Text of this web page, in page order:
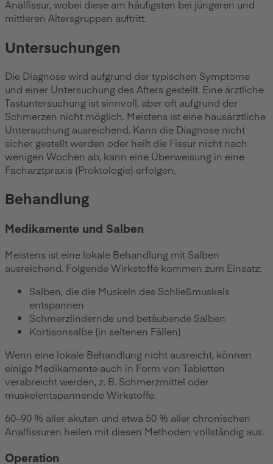
Analfissur, wobei diese am häufigsten bei jüngeren und
mittleren Altersgruppen auftritt.
Untersuchungen
Die Diagnose wird aufgrund der typischen Symptome
und einer Untersuchung des Afters gestellt. Eine ärztliche
Tastuntersuchung ist sinnvoll, aber oft aufgrund der
Schmerzen nicht möglich. Meistens ist eine hausärztliche
Untersuchung ausreichend. Kann die Diagnose nicht
sicher gestellt werden oder heilt die Fissur nicht nach
wenigen Wochen ab, kann eine Überweisung in eine
Facharztpraxis (Proktologie) erfolgen.
Behandlung
Medikamente und Salben
Meistens ist eine lokale Behandlung mit Salben
ausreichend. Folgende Wirkstoffe kommen zum Einsatz:
Salben, die die Muskeln des Schließmuskels
entspannen
Schmerzlindernde und betäubende Salben
Kortisonsalbe (in seltenen Fällen)
Wenn eine lokale Behandlung nicht ausreicht, können
einige Medikamente auch in Form von Tabletten
verabreicht werden, z. B. Schmerzmittel oder
muskelentspannende Wirkstoffe.
60–90 % aller akuten und etwa 50 % aller chronischen
Analfissuren heilen mit diesen Methoden vollständig aus.
Operation